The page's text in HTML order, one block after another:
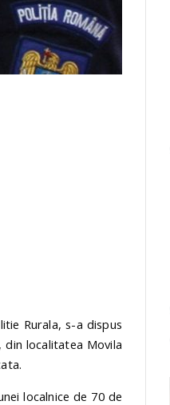
Rurala, s-a dispus
localitatea Movila
localnice de 70 de